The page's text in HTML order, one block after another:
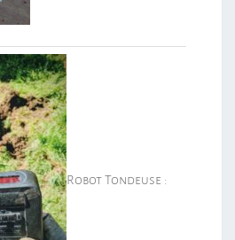
Robot Tondeuse :